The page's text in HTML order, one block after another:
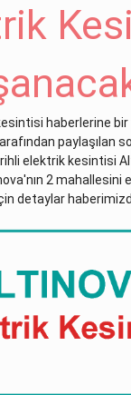
haberlerine bir
paylaşılan
elektrik kesintisi
2 mahallesini
detaylar